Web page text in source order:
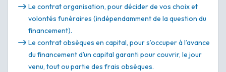
Le contrat organisation, pour décider de vos choix et
volontés funéraires (indépendamment de la question du
financement).
Le contrat obsèques en capital, pour s’occuper à l’avance
du financement d’un capital garanti pour couvrir, le jour
venu, tout ou partie des frais obsèques.